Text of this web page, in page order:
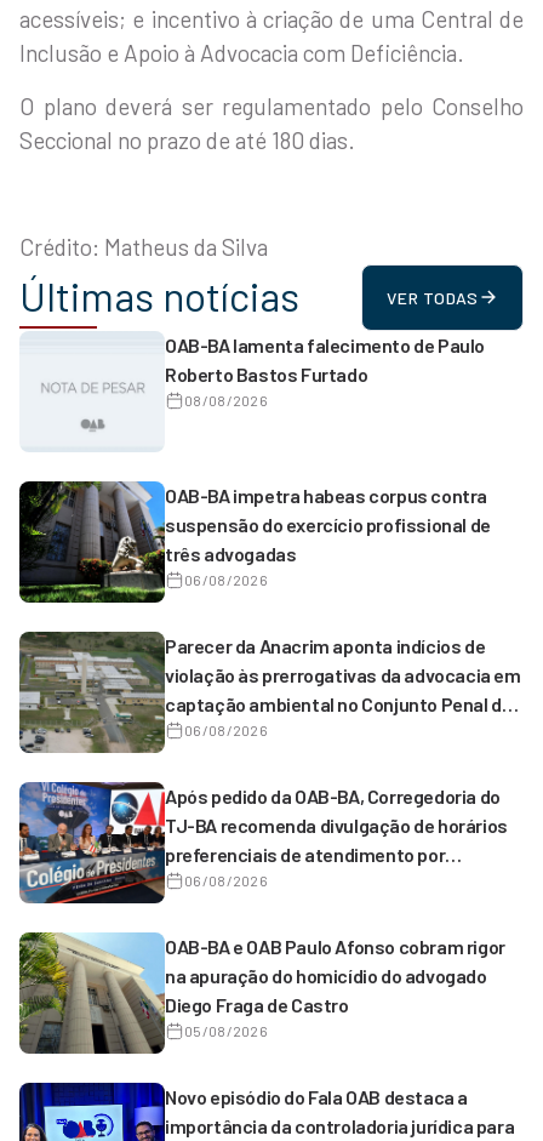
acessíveis; e incentivo à criação de uma Central de
Inclusão e Apoio à Advocacia com Deficiência.
O plano deverá ser regulamentado pelo Conselho
Seccional no prazo de até 180 dias.
Crédito: Matheus da Silva
Últimas notícias VER TODAS
OAB-BA lamenta falecimento de Paulo
Roberto Bastos Furtado
08/08/2026
OAB-BA impetra habeas corpus contra
suspensão do exercício profissional de
três advogadas
06/08/2026
Parecer da Anacrim aponta indícios de
violação às prerrogativas da advocacia em
captação ambiental no Conjunto Penal de
Serrinha
06/08/2026
Após pedido da OAB-BA, Corregedoria do
TJ-BA recomenda divulgação de horários
preferenciais de atendimento por
magistrados de 1º grau
06/08/2026
OAB-BA e OAB Paulo Afonso cobram rigor
na apuração do homicídio do advogado
Diego Fraga de Castro
05/08/2026
Novo episódio do Fala OAB destaca a
importância da controladoria jurídica para